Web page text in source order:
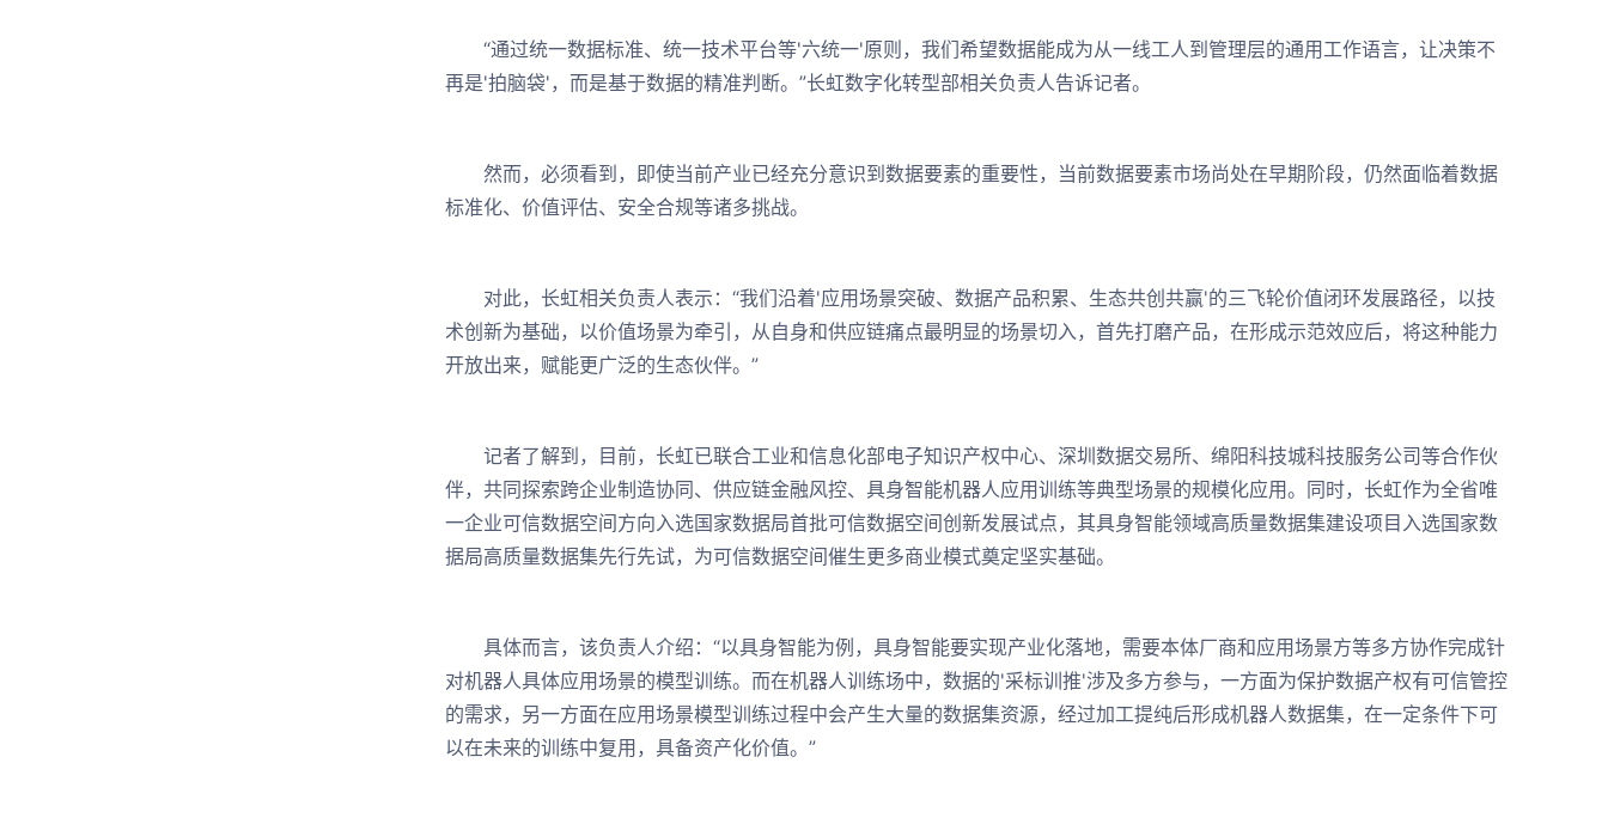
“通过统一数据标准、统一技术平台等'六统一'原则，我们希望数据能成为从一线工人到管理层的通用工作语言，让决策不
再是'拍脑袋'，而是基于数据的精准判断。”长虹数字化转型部相关负责人告诉记者。
然而，必须看到，即使当前产业已经充分意识到数据要素的重要性，当前数据要素市场尚处在早期阶段，仍然面临着数据
标准化、价值评估、安全合规等诸多挑战。
对此，长虹相关负责人表示：“我们沿着'应用场景突破、数据产品积累、生态共创共赢'的三飞轮价值闭环发展路径，以技
术创新为基础，以价值场景为牵引，从自身和供应链痛点最明显的场景切入，首先打磨产品，在形成示范效应后，将这种能力
开放出来，赋能更广泛的生态伙伴。”
记者了解到，目前，长虹已联合工业和信息化部电子知识产权中心、深圳数据交易所、绵阳科技城科技服务公司等合作伙
伴，共同探索跨企业制造协同、供应链金融风控、具身智能机器人应用训练等典型场景的规模化应用。同时，长虹作为全省唯
一企业可信数据空间方向入选国家数据局首批可信数据空间创新发展试点，其具身智能领域高质量数据集建设项目入选国家数
据局高质量数据集先行先试，为可信数据空间催生更多商业模式奠定坚实基础。
具体而言，该负责人介绍：“以具身智能为例，具身智能要实现产业化落地，需要本体厂商和应用场景方等多方协作完成针
对机器人具体应用场景的模型训练。而在机器人训练场中，数据的'采标训推'涉及多方参与，一方面为保护数据产权有可信管控
的需求，另一方面在应用场景模型训练过程中会产生大量的数据集资源，经过加工提纯后形成机器人数据集，在一定条件下可
以在未来的训练中复用，具备资产化价值。”